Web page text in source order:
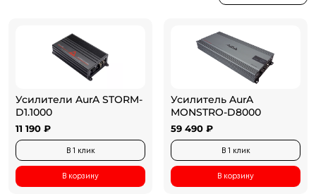
Усилители AurA STORM-
D1.1000
11 190 ₽
В 1 клик
В корзину
Усилитель AurA
MONSTRO-D8000
59 490 ₽
В 1 клик
В корзину